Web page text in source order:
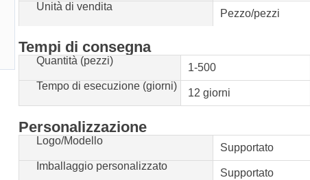
Unità di vendita
Pezzo/pezzi
Tempi di consegna
Quantità (pezzi)
1-500
Tempo di esecuzione (giorni)
12 giorni
Personalizzazione
Logo/Modello
Supportato
Imballaggio personalizzato
Supportato